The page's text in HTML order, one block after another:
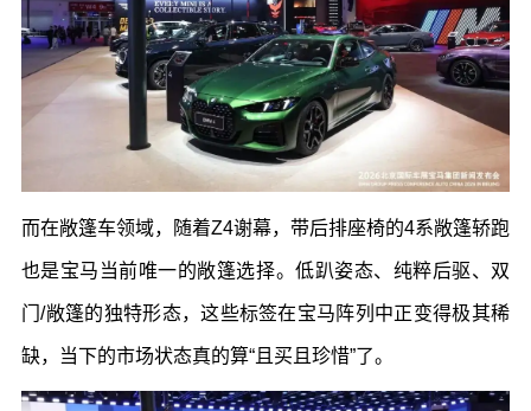
而在敞篷车领域，随着Z4谢幕，带后排座椅的4系敞篷轿跑
也是宝马当前唯一的敞篷选择。低趴姿态、纯粹后驱、双
门/敞篷的独特形态，这些标签在宝马阵列中正变得极其稀
缺，当下的市场状态真的算“且买且珍惜”了。